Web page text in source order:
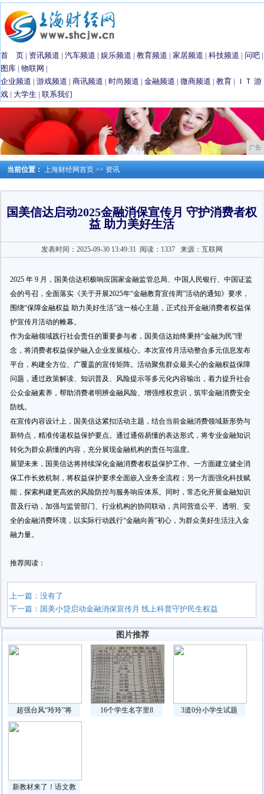
首 页 | 资讯频道 | 汽车频道 | 娱乐频道 | 教育频道 | 家居频道 | 科技频道 | 问吧 |
图库 | 物联网 |
企业频道 | 游戏频道 | 商讯频道 | 时尚频道 | 金融频道 | 微商频道 | 教育 | ＩＴ 游
戏 | 大学生 | 联系我们
广告
当前位置： 上海财经网首页 >> 资讯
国美信达启动2025金融消保宣传月 守护消费者权
益 助力美好生活​
发表时间：2025-09-30 13:49:31 阅读：1337来源：互联网
2025 年 9 月，国美信达积极响应国家金融监管总局、中国人民银行、中国证监
会的号召，全面落实《关于开展2025年“金融教育宣传周”活动的通知》要求，
围绕“保障金融权益 助力美好生活”这一核心主题，正式拉开金融消费者权益保
护宣传月活动的帷幕。
作为金融领域践行社会责任的重要参与者，国美信达始终秉持“金融为民”理
念，将消费者权益保护融入企业发展核心。本次宣传月活动整合多元信息发布
平台，构建全方位、广覆盖的宣传矩阵。活动聚焦群众最关心的金融权益保障
问题，通过政策解读、知识普及、风险提示等多元化内容输出，着力提升社会
公众金融素养，帮助消费者明辨金融风险、增强维权意识，筑牢金融消费安全
防线。
在宣传内容设计上，国美信达紧扣活动主题，结合当前金融消费领域新形势与
新特点，精准传递权益保护要点。通过通俗易懂的表达形式，将专业金融知识
转化为群众易懂的内容，充分展现金融机构的责任与温度。
展望未来，国美信达将持续深化金融消费者权益保护工作。一方面建立健全消
保工作长效机制，将权益保护要求全面嵌入业务全流程；另一方面强化科技赋
能，探索构建更高效的风险防控与服务响应体系。同时，常态化开展金融知识
普及行动，加强与监管部门、行业机构的协同联动，共同营造公平、透明、安
全的金融消费环境，以实际行动践行“金融向善”初心，为群众美好生活注入金
融力量。
推荐阅读：
上一篇：没有了
下一篇： 国美小贷启动金融消保宣传月 线上科普守护民生权益
图片推荐
超强台风“玲玲”将 16个学生名字里8 3道0分小学生试题
新教材来了！语文教